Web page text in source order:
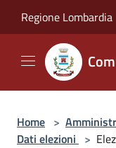
Regione Lombardia
Home >
Dati elezioni >